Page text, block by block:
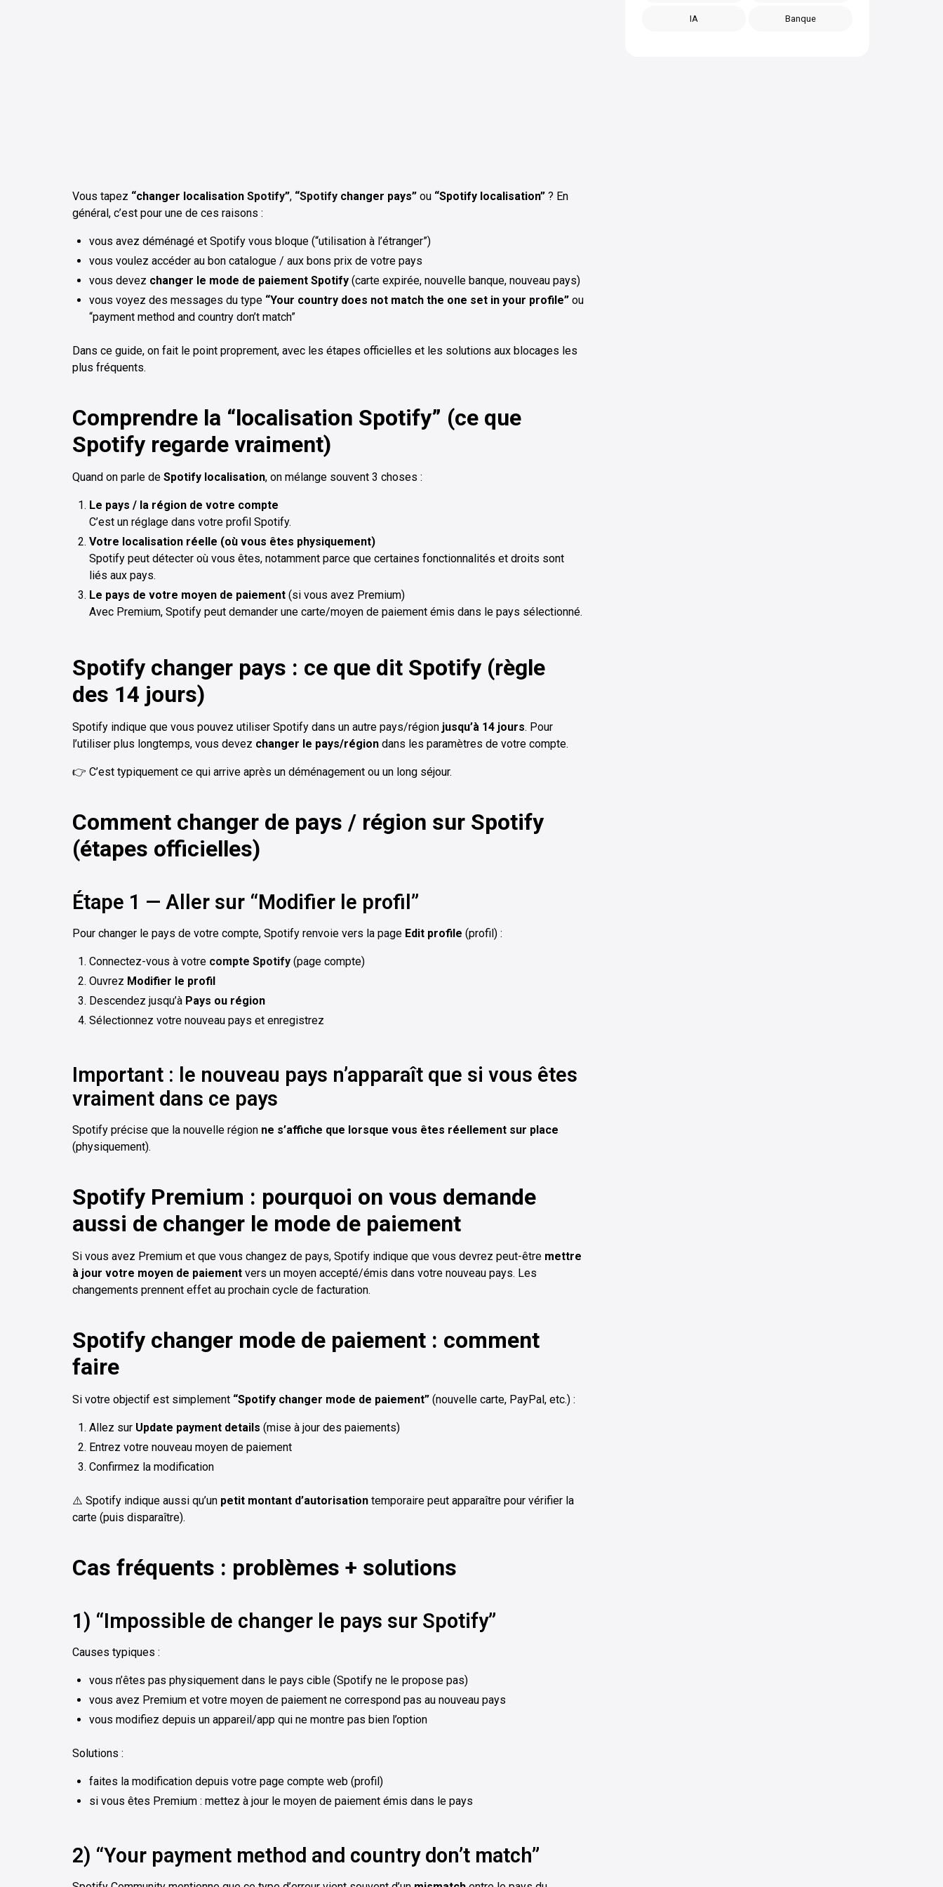
Vous tapez “changer localisation Spotify”, “Spotify changer pays” ou “Spotify localisation” ? En
général, c’est pour une de ces raisons :
vous avez déménagé et Spotify vous bloque (“utilisation à l’étranger”)
vous voulez accéder au bon catalogue / aux bons prix de votre pays
vous devez changer le mode de paiement Spotify (carte expirée, nouvelle banque, nouveau pays)
vous voyez des messages du type “Your country does not match the one set in your profile” ou
“payment method and country don’t match”
Dans ce guide, on fait le point proprement, avec les étapes officielles et les solutions aux blocages les
plus fréquents.
Comprendre la “localisation Spotify” (ce que
Spotify regarde vraiment)
Quand on parle de Spotify localisation, on mélange souvent 3 choses :
Le pays / la région de votre compte
C’est un réglage dans votre profil Spotify.
Votre localisation réelle (où vous êtes physiquement)
Spotify peut détecter où vous êtes, notamment parce que certaines fonctionnalités et droits sont
liés aux pays.
Le pays de votre moyen de paiement (si vous avez Premium)
Avec Premium, Spotify peut demander une carte/moyen de paiement émis dans le pays sélectionné.
Spotify changer pays : ce que dit Spotify (règle
des 14 jours)
Spotify indique que vous pouvez utiliser Spotify dans un autre pays/région jusqu’à 14 jours. Pour
l’utiliser plus longtemps, vous devez changer le pays/région dans les paramètres de votre compte.
👉 C’est typiquement ce qui arrive après un déménagement ou un long séjour.
Comment changer de pays / région sur Spotify
(étapes officielles)
Étape 1 — Aller sur “Modifier le profil”
Pour changer le pays de votre compte, Spotify renvoie vers la page Edit profile (profil) :
Connectez-vous à votre compte Spotify (page compte)
Ouvrez Modifier le profil
Descendez jusqu’à Pays ou région
Sélectionnez votre nouveau pays et enregistrez
Important : le nouveau pays n’apparaît que si vous êtes
vraiment dans ce pays
Spotify précise que la nouvelle région ne s’affiche que lorsque vous êtes réellement sur place
(physiquement).
Spotify Premium : pourquoi on vous demande
aussi de changer le mode de paiement
Si vous avez Premium et que vous changez de pays, Spotify indique que vous devrez peut-être mettre
à jour votre moyen de paiement vers un moyen accepté/émis dans votre nouveau pays. Les
changements prennent effet au prochain cycle de facturation.
Spotify changer mode de paiement : comment
faire
Si votre objectif est simplement “Spotify changer mode de paiement” (nouvelle carte, PayPal, etc.) :
Allez sur Update payment details (mise à jour des paiements)
Entrez votre nouveau moyen de paiement
Confirmez la modification
⚠️ Spotify indique aussi qu’un petit montant d’autorisation temporaire peut apparaître pour vérifier la
carte (puis disparaître).
Cas fréquents : problèmes + solutions
1) “Impossible de changer le pays sur Spotify”
Causes typiques :
vous n’êtes pas physiquement dans le pays cible (Spotify ne le propose pas)
vous avez Premium et votre moyen de paiement ne correspond pas au nouveau pays
vous modifiez depuis un appareil/app qui ne montre pas bien l’option
Solutions :
faites la modification depuis votre page compte web (profil)
si vous êtes Premium : mettez à jour le moyen de paiement émis dans le pays
2) “Your payment method and country don’t match”
IA Banque